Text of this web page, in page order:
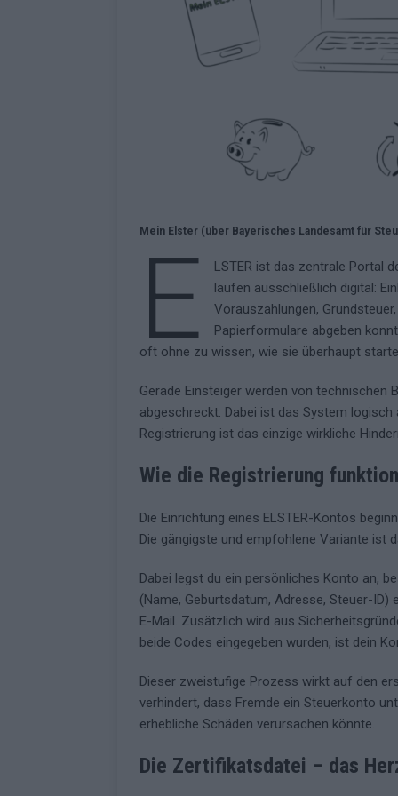
überrascht negativ
Mein Elster (über Bayerisches Landesamt für
E
LSTER ist das zentrale Portal
laufen ausschließlich digital:
Vorauszahlungen,
Papierformulare abgeben
oft ohne zu wissen, wie sie überhaupt
Gerade Einsteiger werden von
abgeschreckt. Dabei ist das System
Registrierung ist das einzige wirkliche
Wie die Registrierung
Die Einrichtung eines ELSTER-Kontos
Die gängigste und empfohlene Variante ist
Dabei legst du ein persönliches Konto an,
(Name, Geburtsdatum, Adresse, Steuer-
E-Mail. Zusätzlich wird aus
beide Codes eingegeben wurden, ist dein
Dieser zweistufige Prozess wirkt auf den
verhindert, dass Fremde ein Steuerkonto
erhebliche Schäden verursachen könnte.
Die Zertifikatsdatei – das